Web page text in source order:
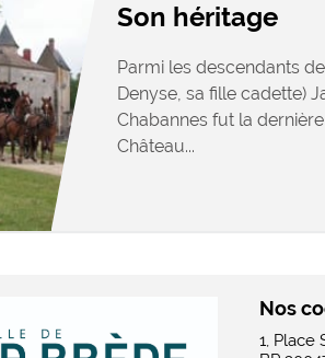
Son héritage
Parmi les descendants
Denyse, sa fille cadette)
Chabannes fut la
Château...
Nos
1, Place